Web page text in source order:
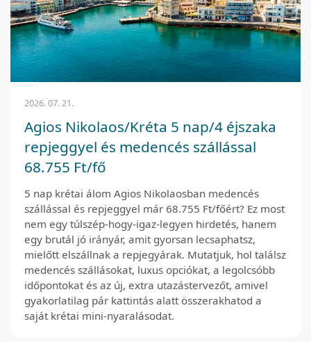
2026. 07. 21.
Agios Nikolaos/Kréta 5 nap/4 éjszaka
repjeggyel és medencés szállással
68.755 Ft/fő
5 nap krétai álom Agios Nikolaosban medencés
szállással és repjeggyel már 68.755 Ft/főért? Ez most
nem egy túlszép-hogy-igaz-legyen hirdetés, hanem
egy brutál jó irányár, amit gyorsan lecsaphatsz,
mielőtt elszállnak a repjegyárak. Mutatjuk, hol találsz
medencés szállásokat, luxus opciókat, a legolcsóbb
időpontokat és az új, extra utazástervezőt, amivel
gyakorlatilag pár kattintás alatt összerakhatod a
saját krétai mini-nyaralásodat.